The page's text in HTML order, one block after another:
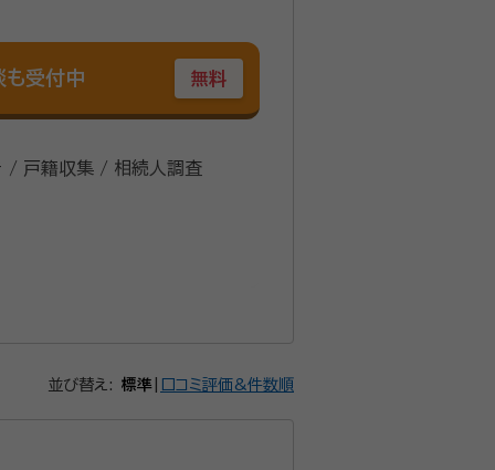
受付中 無料
/ 戸籍収集 / 相続人調査
並び替え: 標準 口コミ評価&件数順